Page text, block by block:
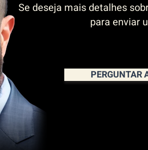
Se deseja mais detalhes
para enviar
PERGUNTAR